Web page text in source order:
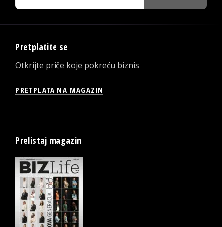
Pretplatite se
Otkrijte priče koje pokreću biznis
PRETPLATA NA MAGAZIN
Prelistaj magazin